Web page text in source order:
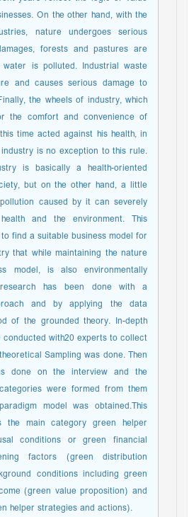
On the other hand, with the
nature undergoes serious
forests and pastures are
water is polluted. Industrial waste
and causes serious damage to
the wheels of industry, which
the comfort and convenience of
time acted against his health, in
industry is no exception to this rule.
is basically a health-oriented
but on the other hand, a little
caused by it can severely
and the environment. This
to find a suitable business model for
that while maintaining the nature
model, is also environmentally
has been done with a
and by applying the data
of the grounded theory. In-depth
conducted with20 experts to collect
Sampling was done. Then
done on the interview and the
were formed from them
model was obtained.This
the main category green helper
conditions or green financial
factors (green distribution
conditions including green
(green value proposition) and
helper strategies and actions).